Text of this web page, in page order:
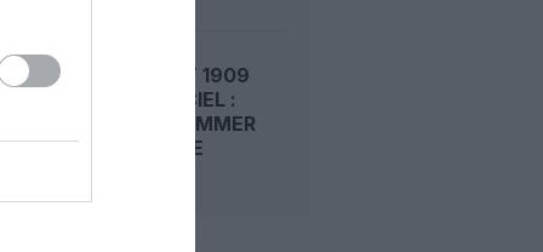
LE 6 AOÛT 1909
DANS LE CIEL :
ROGER SOMMER
PERMET LE